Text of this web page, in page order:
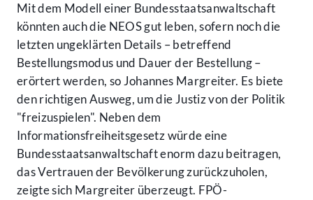
Mit dem Modell einer Bundesstaatsanwaltschaft
könnten auch die NEOS gut leben, sofern noch die
letzten ungeklärten Details – betreffend
Bestellungsmodus und Dauer der Bestellung –
erörtert werden, so Johannes Margreiter. Es biete
den richtigen Ausweg, um die Justiz von der Politik
"freizuspielen". Neben dem
Informationsfreiheitsgesetz würde eine
Bundesstaatsanwaltschaft enorm dazu beitragen,
das Vertrauen der Bevölkerung zurückzuholen,
zeigte sich Margreiter überzeugt. FPÖ-